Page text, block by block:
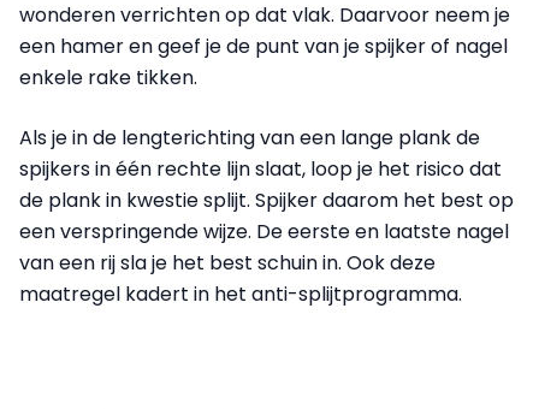
wonderen verrichten op dat vlak. Daarvoor neem je
een hamer en geef je de punt van je spijker of nagel
enkele rake tikken.
Als je in de lengterichting van een lange plank de
spijkers in één rechte lijn slaat, loop je het risico dat
de plank in kwestie splijt. Spijker daarom het best op
een verspringende wijze. De eerste en laatste nagel
van een rij sla je het best schuin in. Ook deze
maatregel kadert in het anti-splijtprogramma.